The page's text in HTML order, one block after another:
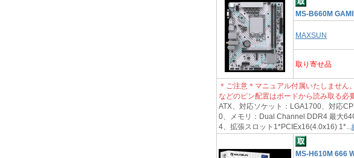
MS-B660M
MAXSUN
取り寄せ品
＊ご注意＊マニュアル付属いたしませ
などのピン配置はボードから読み取る必
ATX、対応ソケット：LGA1700、対応
0、メモリ：Dual Channel DDR4 最大
4、拡張スロット1*PCIEx16(4.0x16) 1*...
MS-H610M 666